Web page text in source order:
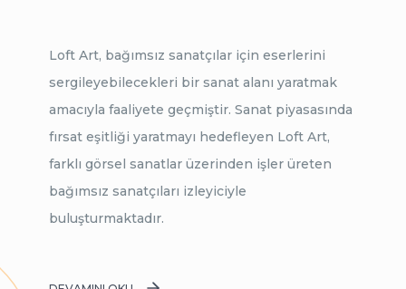
Loft Art, bağımsız sanatçılar için eserlerini
sergileyebilecekleri bir sanat alanı yaratmak
amacıyla faaliyete geçmiştir. Sanat piyasasında
fırsat eşitliği yaratmayı hedefleyen Loft Art,
farklı görsel sanatlar üzerinden işler üreten
bağımsız sanatçıları izleyiciyle
buluşturmaktadır.